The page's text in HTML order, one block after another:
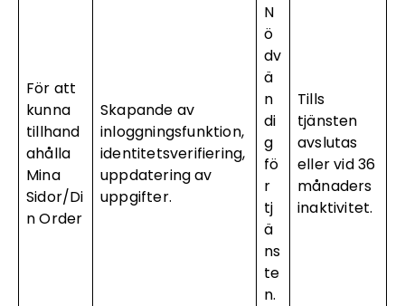
För att
kunna
tillhand
ahålla
Mina
Sidor/Di
n Order
Skapande av
inloggningsfunktion,
identitetsverifiering,
uppdatering av
uppgifter.
N
ö
dv
ä
n
di
g
fö
r
tj
ä
ns
te
n.
Tills
tjänsten
avslutas
eller vid 36
månaders
inaktivitet.